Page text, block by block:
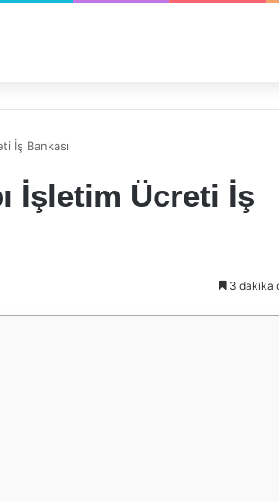
İş Bankası
İşletim Ücreti İş
3 dakika